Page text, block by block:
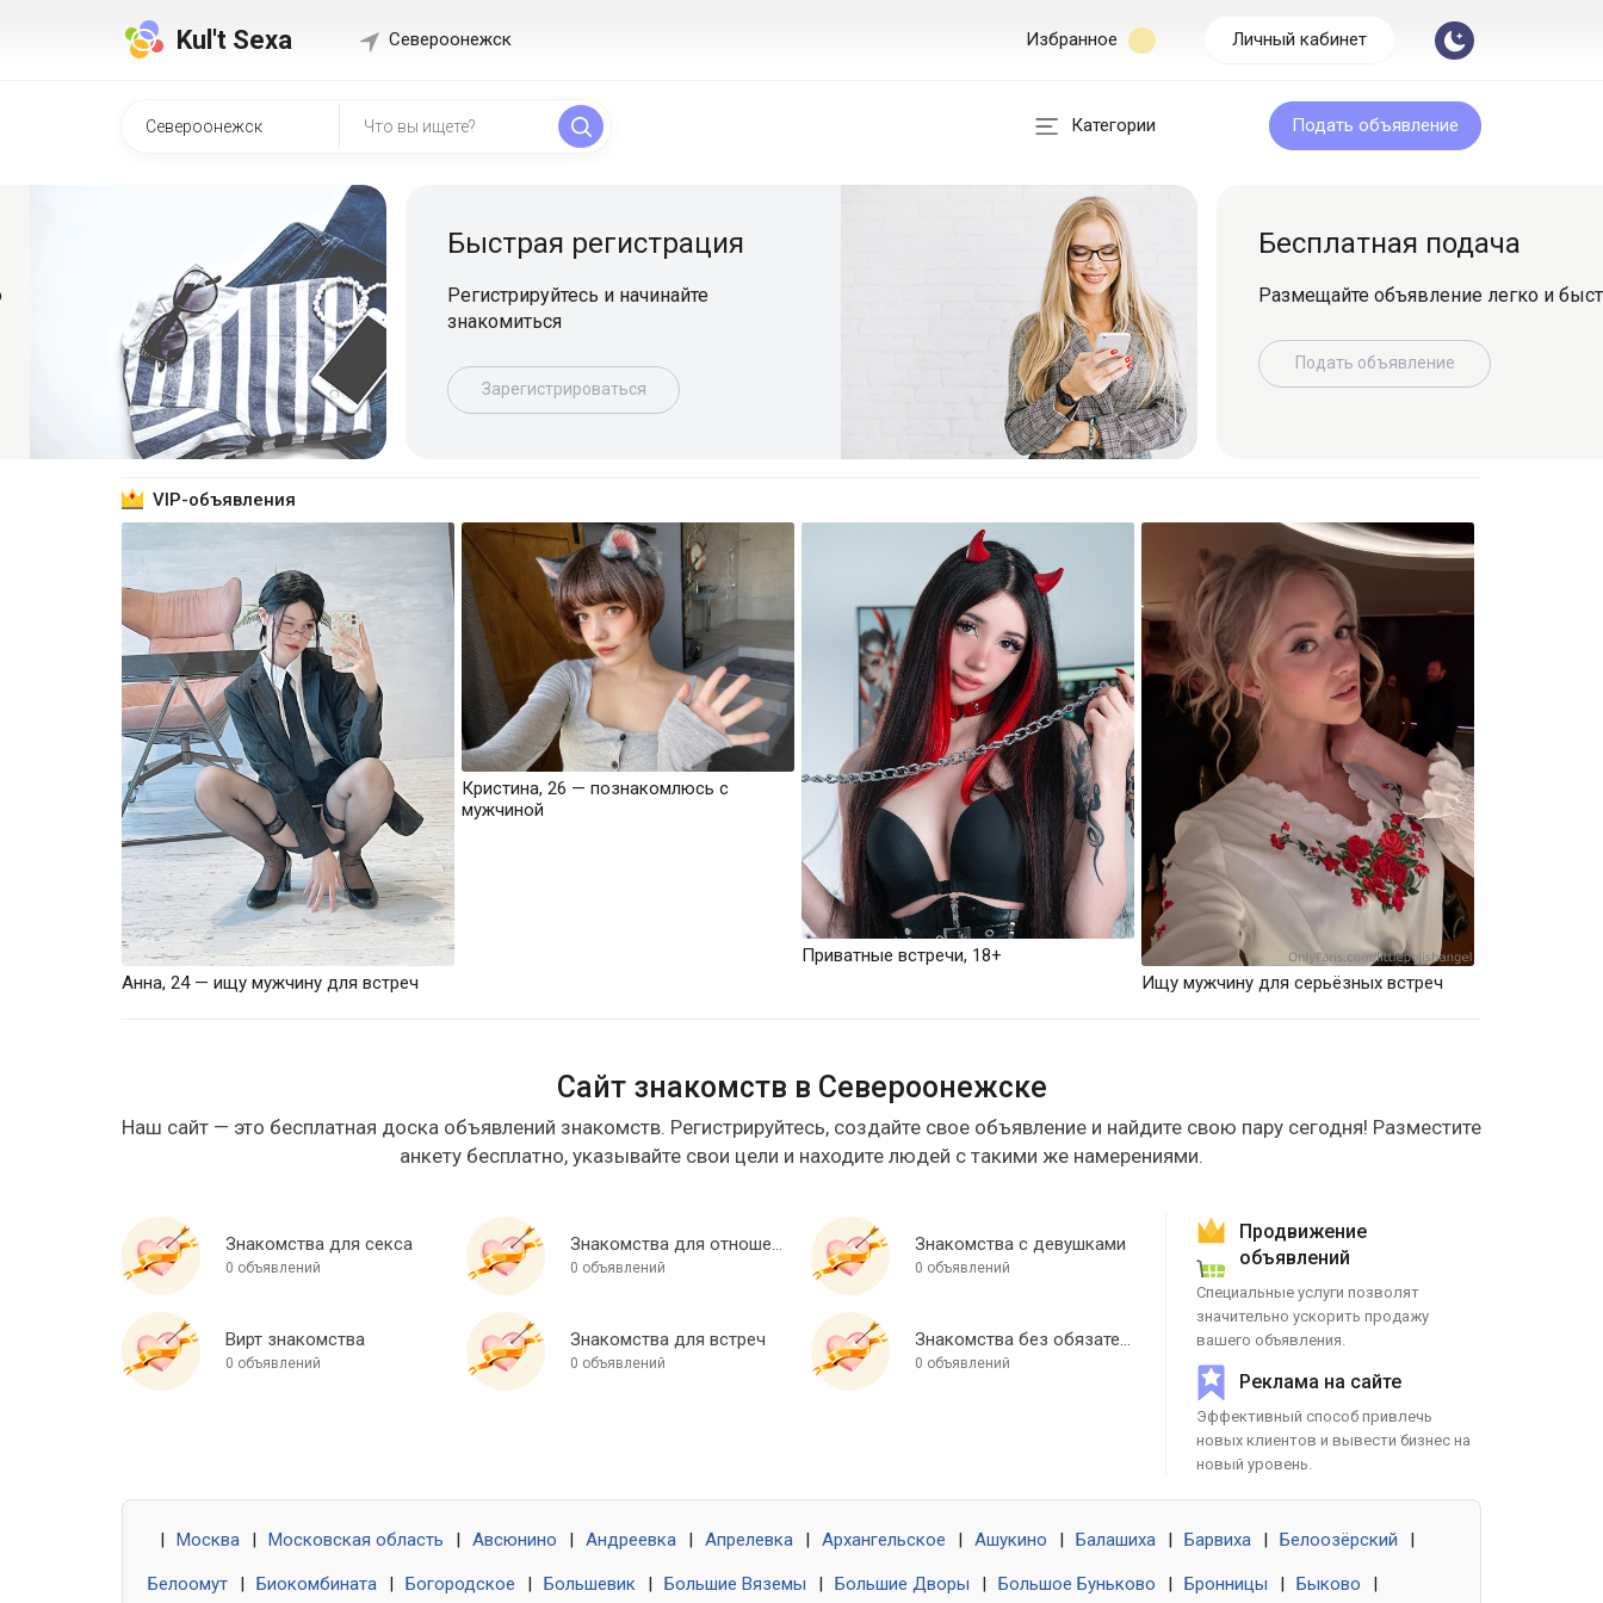
Kul't Sexa Североонежск Избранное Личный кабинет
Категории Подать объявление
Быстрая регистрация
Регистрируйтесь и начинайте
знакомиться
Зарегистрироваться
Бесплатная подача
Размещайте объявление легко и
Подать объявление
VIP-объявления
Анна, 24 — ищу мужчину для встреч
Кристина, 26 — познакомлюсь с
мужчиной
Приватные встречи, 18+
Ищу мужчину для серьёзных встреч
Сайт знакомств в Североонежске
Наш сайт — это бесплатная доска объявлений знакомств. Регистрируйтесь, создайте свое объявление и найдите свою пару сегодня! Разместите
анкету бесплатно, указывайте свои цели и находите людей с такими же намерениями.
Знакомства для секса
0 объявлений
Знакомства для отношений
0 объявлений
Знакомства с девушками
0 объявлений
Вирт знакомства
0 объявлений
Знакомства для встреч
0 объявлений
Знакомства без обязательств
0 объявлений
Продвижение
объявлений
Специальные услуги позволят
значительно ускорить продажу
вашего объявления.
Реклама на сайте
Эффективный способ привлечь
новых клиентов и вывести бизнес на
новый уровень.
Москва Московская область Авсюнино Андреевка Апрелевка Архангельское Ашукино Балашиха Барвиха Белоозёрский
Белоомут Биокомбината Богородское Большевик Большие Вяземы Большие Дворы Большое Буньково Бронницы Быково